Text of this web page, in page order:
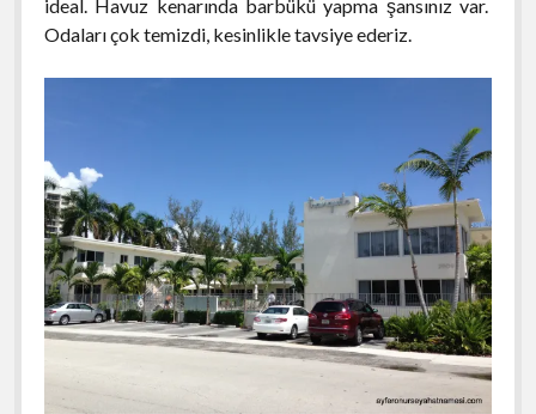
ideal. Havuz kenarında barbükü yapma şansınız var.
Odaları çok temizdi, kesinlikle tavsiye ederiz.